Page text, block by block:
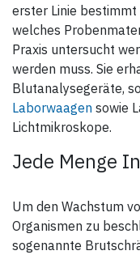
erster Linie
welches
Praxis untersucht
werden muss. Sie
Blutanalysegeräte,
Laborwaagen sowie
Lichtmikroskope.
Jede Menge
Um den Wachstum
Organismen zu
sogenannte